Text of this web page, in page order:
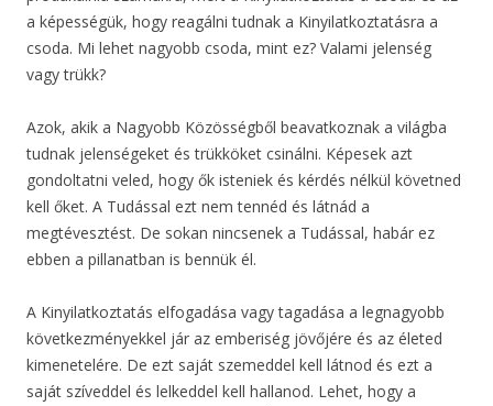
a képességük, hogy reagálni tudnak a Kinyilatkoztatásra a
csoda. Mi lehet nagyobb csoda, mint ez? Valami jelenség
vagy trükk?
Azok, akik a Nagyobb Közösségből beavatkoznak a világba
tudnak jelenségeket és trükköket csinálni. Képesek azt
gondoltatni veled, hogy ők isteniek és kérdés nélkül követned
kell őket. A Tudással ezt nem tennéd és látnád a
megtévesztést. De sokan nincsenek a Tudással, habár ez
ebben a pillanatban is bennük él.
A Kinyilatkoztatás elfogadása vagy tagadása a legnagyobb
következményekkel jár az emberiség jövőjére és az életed
kimenetelére. De ezt saját szemeddel kell látnod és ezt a
saját szíveddel és lelkeddel kell hallanod. Lehet, hogy a